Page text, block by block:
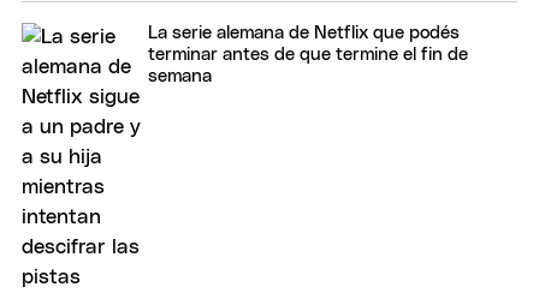
La serie alemana de Netflix que podés
terminar antes de que termine el fin de
semana